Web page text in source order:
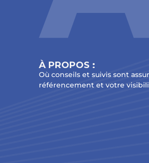
À PROPOS :
Où conseils et suivis sont
référencement et votre